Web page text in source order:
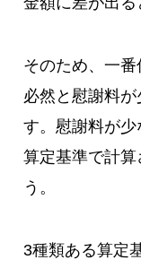
そのため、一番
必然と慰謝料
す。慰謝料が
算定基準で計
う。
3種類ある算定